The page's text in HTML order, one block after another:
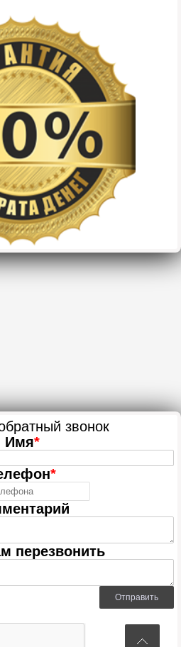
звонок
Имя*
*
перезвонить
Отправить